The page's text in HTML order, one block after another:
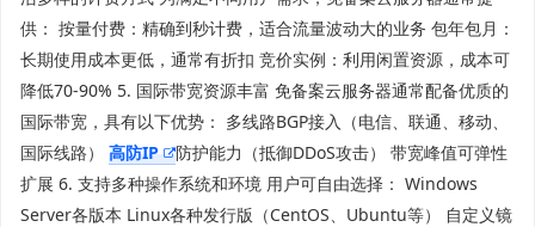
供： 按量付费：精确到秒计费，适合流量波动大的业务 包年包月：
长期使用成本更低，通常有折扣 竞价实例：利用闲置资源，成本可
降低70-90% 5. 国际带宽资源丰富 免备案云服务器通常配备优质的
国际带宽，具有以下优势： 多线路BGP接入（电信、联通、移动、
国际线路） 高防IP
防护能力（抵御DDoS攻击） 带宽峰值可弹性
扩展 6. 支持多种操作系统和环境 用户可自由选择： Windows
Server各版本 Linux各种发行版（CentOS、Ubuntu等） 自定义镜